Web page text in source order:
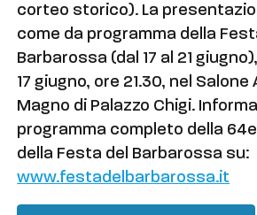
corteo storico). La
come da programma della
Barbarossa (dal 17 al 21
17 giugno, ore 21.30, nel
Magno di Palazzo Chigi.
programma completo della
della Festa del Barbarossa su:
www.festadelbarbarossa.it